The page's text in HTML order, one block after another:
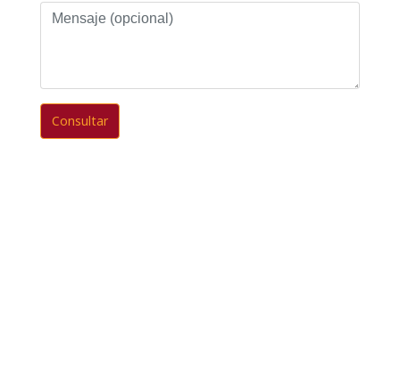
Mensaje
(opcional)
Consultar